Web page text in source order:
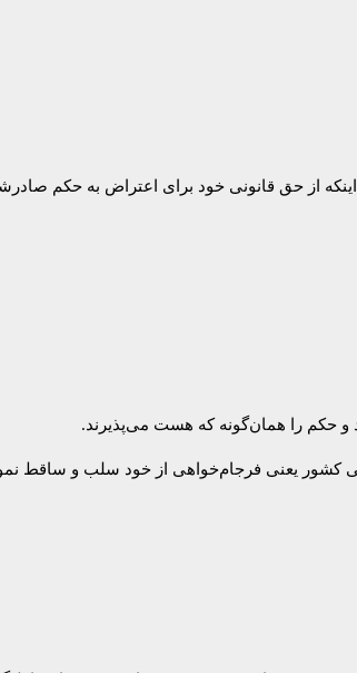
از حق قانونی خود برای اعتراض به حکم
و حکم را همان‌گونه که هست می‌پذیرند.
کشور یعنی فرجام‌خواهی از خود سلب و ساقط